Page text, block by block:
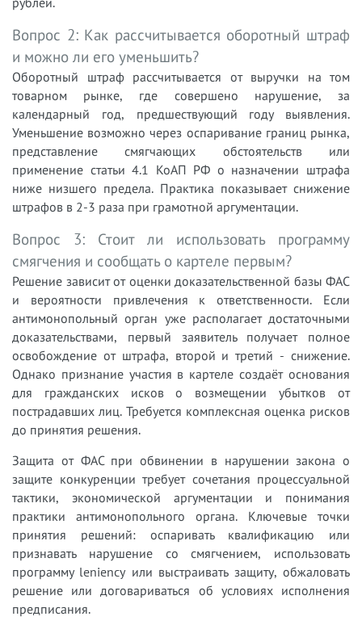
Вопрос 2: Как рассчитывается оборотный штраф
и можно ли его уменьшить?
Оборотный штраф рассчитывается от выручки на том
товарном рынке, где совершено нарушение, за
календарный год, предшествующий году выявления.
Уменьшение возможно через оспаривание границ рынка,
представление смягчающих обстоятельств или
применение статьи 4.1 КоАП РФ о назначении штрафа
ниже низшего предела. Практика показывает снижение
штрафов в 2-3 раза при грамотной аргументации.
Вопрос 3: Стоит ли использовать программу
смягчения и сообщать о картеле первым?
Решение зависит от оценки доказательственной базы ФАС
и вероятности привлечения к ответственности. Если
антимонопольный орган уже располагает достаточными
доказательствами, первый заявитель получает полное
освобождение от штрафа, второй и третий - снижение.
Однако признание участия в картеле создаёт основания
для гражданских исков о возмещении убытков от
пострадавших лиц. Требуется комплексная оценка рисков
до принятия решения.
Защита от ФАС при обвинении в нарушении закона о
защите конкуренции требует сочетания процессуальной
тактики, экономической аргументации и понимания
практики антимонопольного органа. Ключевые точки
принятия решений: оспаривать квалификацию или
признавать нарушение со смягчением, использовать
программу leniency или выстраивать защиту, обжаловать
решение или договариваться об условиях исполнения
предписания.